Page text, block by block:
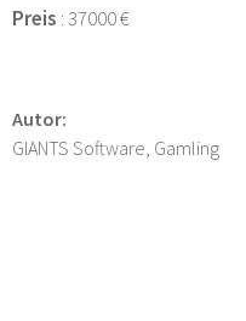
Preis : 37000 €
Autor:
GIANTS Software, Gamling